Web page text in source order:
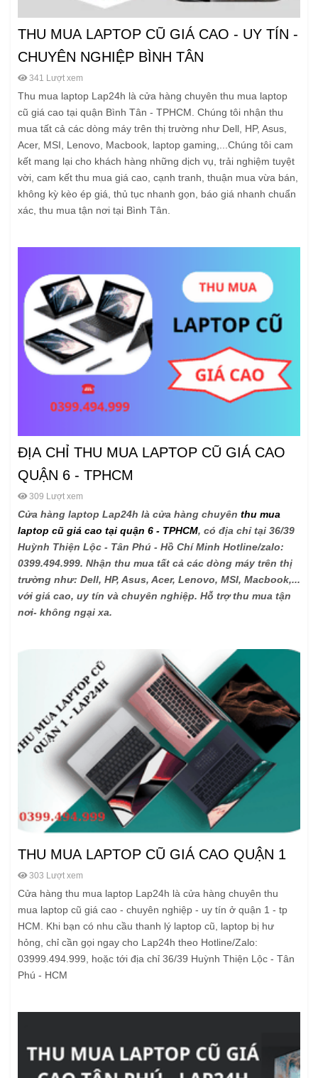
THU MUA LAPTOP CŨ GIÁ CAO - UY TÍN -
CHUYÊN NGHIỆP BÌNH TÂN
341 Lượt xem
Thu mua laptop Lap24h là cửa hàng chuyên thu mua laptop
cũ giá cao tại quận Bình Tân - TPHCM. Chúng tôi nhận thu
mua tất cả các dòng máy trên thị trường như Dell, HP, Asus,
Acer, MSI, Lenovo, Macbook, laptop gaming,...Chúng tôi cam
kết mang lại cho khách hàng những dịch vụ, trải nghiệm tuyệt
vời, cam kết thu mua giá cao, cạnh tranh, thuận mua vừa bán,
không kỳ kèo ép giá, thủ tục nhanh gọn, báo giá nhanh chuẩn
xác, thu mua tận nơi tại Bình Tân.
ĐỊA CHỈ THU MUA LAPTOP CŨ GIÁ CAO
QUẬN 6 - TPHCM
309 Lượt xem
Cửa hàng laptop Lap24h là cửa hàng chuyên thu mua
laptop cũ giá cao tại quận 6 - TPHCM, có địa chỉ tại 36/39
Huỳnh Thiện Lộc - Tân Phú - Hồ Chí Minh Hotline/zalo:
0399.494.999. Nhận thu mua tất cả các dòng máy trên thị
trường như: Dell, HP, Asus, Acer, Lenovo, MSI, Macbook,...
với giá cao, uy tín và chuyên nghiệp. Hỗ trợ thu mua tận
nơi- không ngại xa.
THU MUA LAPTOP CŨ GIÁ CAO QUẬN 1
303 Lượt xem
Cửa hàng thu mua laptop Lap24h là cửa hàng chuyên thu
mua laptop cũ giá cao - chuyên nghiệp - uy tín ở quận 1 - tp
HCM. Khi bạn có nhu cầu thanh lý laptop cũ, laptop bị hư
hỏng, chỉ cần gọi ngay cho Lap24h theo Hotline/Zalo:
03999.494.999, hoặc tới địa chỉ 36/39 Huỳnh Thiện Lộc - Tân
Phú - HCM